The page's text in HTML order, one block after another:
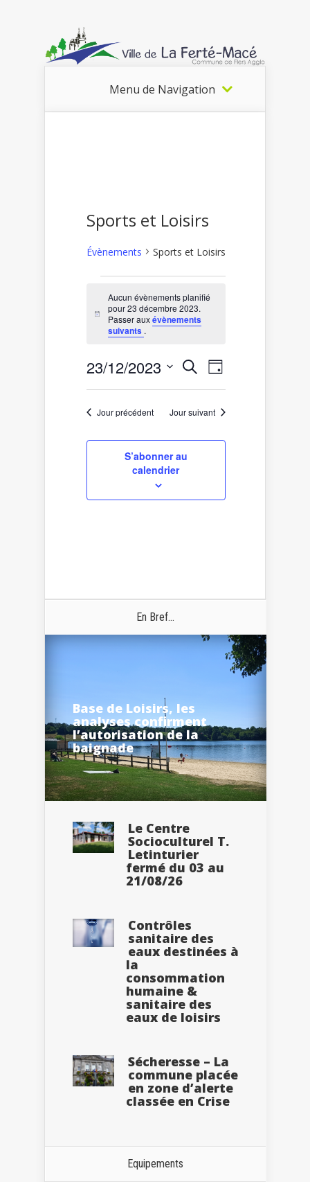
Menu de Navigation
Sports et Loisirs
Évènements Sports et Loisirs
Évènements
for
2023
Notice
Aucun évènements planifié
pour 23 décembre 2023.
Passer auxévènements
suivants .
Recherche
de
Évènements
RechercheNavigation
de
vues
Évènement
Jour
23/12/2023
une
date.Jour précédent Jour suivant
S’abonner au
calendrier
En Bref...
Base de Loisirs, les
analyses confirment
l’autorisation de la
baignade
Le Centre
Socioculturel T.
Letinturier
fermé du 03 au
21/08/26
Contrôles
sanitaire des
eaux destinées à
la
consommation
humaine &
sanitaire des
eaux de loisirs
Sécheresse – La
commune placée
en zone d’alerte
classée en Crise
Equipements